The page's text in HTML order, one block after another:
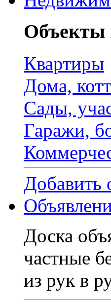
Объекты
Квартиры
Дома,
Сады,
Гаражи,
Добавить
Доска
частные
из рук в